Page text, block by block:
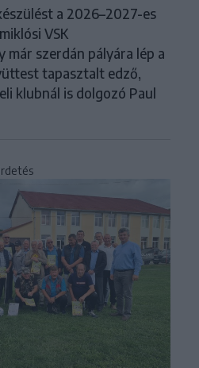
a 2026–2027-es
VSK
már szerdán pályára lép a
tapasztalt edző,
klubnál is dolgozó Paul